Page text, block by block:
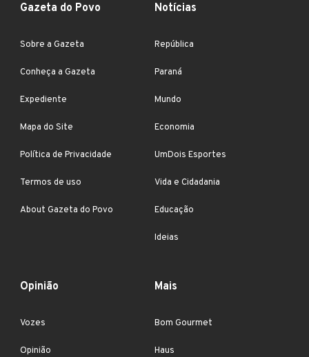
Gazeta do Povo
Sobre a Gazeta
Conheça a Gazeta
Expediente
Mapa do Site
Política de Privacidade
Termos de uso
About Gazeta do Povo
Notícias
República
Paraná
Mundo
Economia
UmDois Esportes
Vida e Cidadania
Educação
Ideias
Opinião
Vozes
Opinião
Mais
Bom Gourmet
Haus